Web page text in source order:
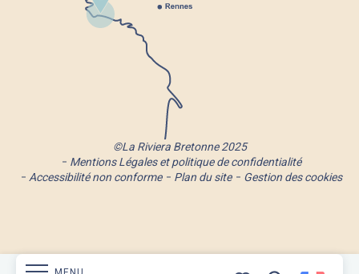
©La Riviera Bretonne 2025
Mentions Légales et politique de confidentialité
Accessibilité non conforme
Plan du site Gestion des cookies